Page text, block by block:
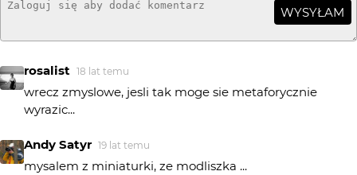
WYSYŁAM
rosalist 18 lat temu
wrecz zmyslowe, jesli tak moge sie metaforycznie
wyrazic...
Andy Satyr 19 lat temu
mysalem z miniaturki, ze modliszka ...